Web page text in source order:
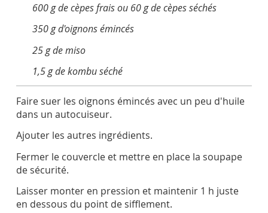
600 g de cèpes frais ou 60 g de cèpes séchés
350 g d'oignons émincés
25 g de miso
1,5 g de kombu séché
Faire suer les oignons émincés avec un peu d'huile
dans un autocuiseur.
Ajouter les autres ingrédients.
Fermer le couvercle et mettre en place la soupape
de sécurité.
Laisser monter en pression et maintenir 1 h juste
en dessous du point de sifflement.